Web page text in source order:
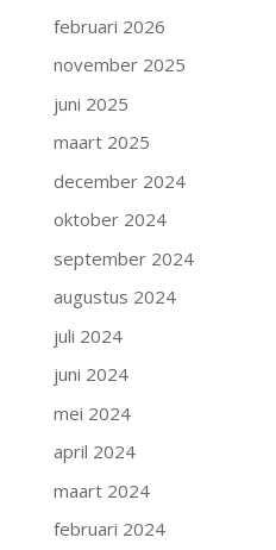
februari 2026
november 2025
juni 2025
maart 2025
december 2024
oktober 2024
september 2024
augustus 2024
juli 2024
juni 2024
mei 2024
april 2024
maart 2024
februari 2024